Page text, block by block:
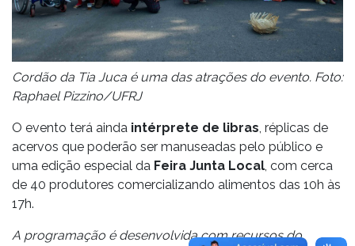
Cordão da Tia Juca é uma das atrações do evento. Foto:
Raphael Pizzino/UFRJ
O evento terá ainda intérprete de libras, réplicas de
acervos que poderão ser manuseadas pelo público e
uma edição especial da Feira Junta Local, com cerca
de 40 produtores comercializando alimentos das 10h às
17h.
A programação é desenvolvida com recursos do